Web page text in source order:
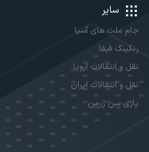
سایر
جام ملت های آسیا
رنکینگ فیفا
نقل و انتقالات اروپا
نقل و انتقالات ایران
پاری سن ژرمن